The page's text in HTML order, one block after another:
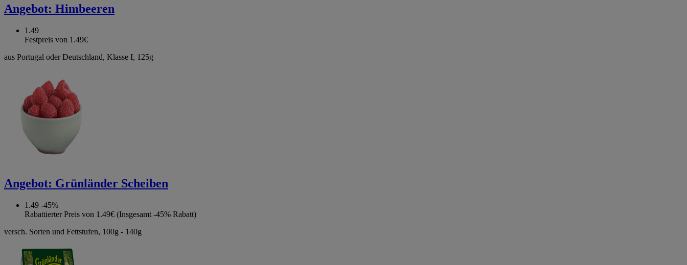
Angebot: Himbeeren
1.49
Festpreis von 1.49€
aus Portugal oder Deutschland, Klasse I, 125g
Angebot: Grünländer Scheiben
1.49 -45%
Rabattierter Preis von 1.49€ (Insgesamt -45% Rabatt)
versch. Sorten und Fettstufen, 100g - 140g